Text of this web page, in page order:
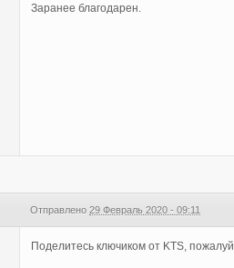
Заранее благодарен.
Отправлено29 Февраль 2020 - 09:11
Поделитесь ключиком от KTS,